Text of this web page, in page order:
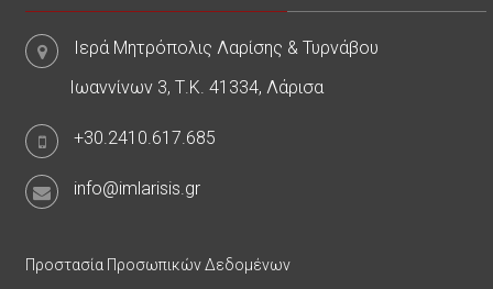
Ιερά Μητρόπολις Λαρίσης & Τυρνάβου
Ιωαννίνων 3, Τ.Κ. 41334, Λάρισα
+30.2410.617.685
info@imlarisis.gr
Προστασία Προσωπικών Δεδομένων